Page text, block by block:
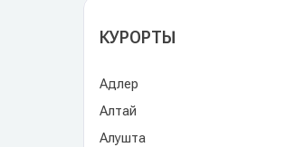
КУРОРТЫ
Адлер
Алтай
Алушта